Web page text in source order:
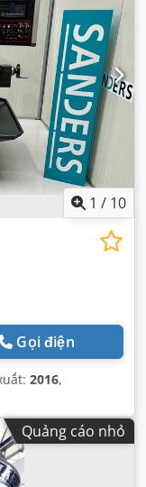
1 / 10
Gọi điện
2016,
Quảng cáo nhỏ